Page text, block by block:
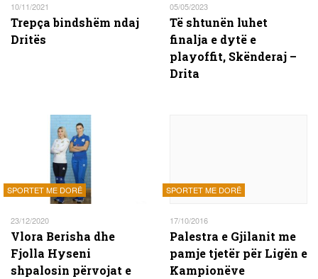
10/11/2021
Trepça bindshëm ndaj
Dritës
05/05/2023
Të shtunën luhet
finalja e dytë e
playoffit, Skënderaj –
Drita
SPORTET ME DORË
23/12/2020
Vlora Berisha dhe
Fjolla Hyseni
shpalosin përvojat e
SPORTET ME DORË
17/10/2016
Palestra e Gjilanit me
pamje tjetër për Ligën e
Kampionëve